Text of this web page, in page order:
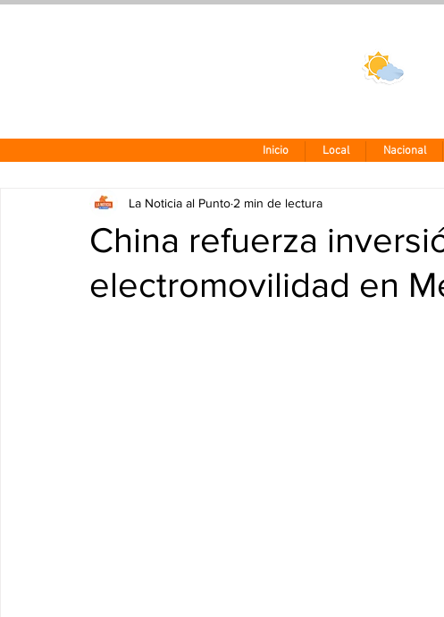
Inicio Local Nacional
China refuerza
electromovilidad en
La Noticia al Punto 2 min de lectura